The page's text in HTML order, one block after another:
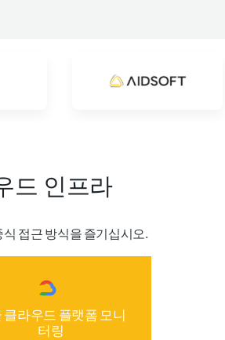
드 인프라
접근 방식을 즐기십시오.
클라우드 플랫폼 모니
터링